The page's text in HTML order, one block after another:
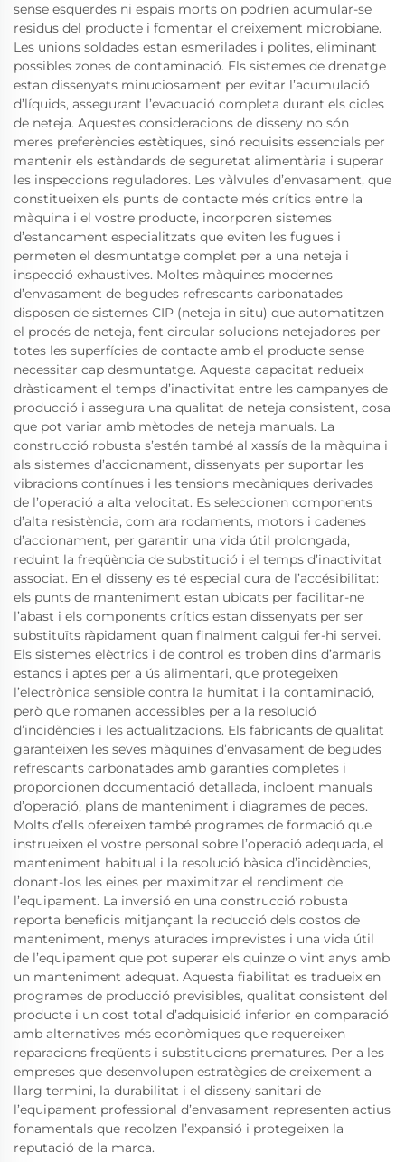
sense esquerdes ni espais morts on podrien acumular-se
residus del producte i fomentar el creixement microbiane.
Les unions soldades estan esmerilades i polites, eliminant
possibles zones de contaminació. Els sistemes de drenatge
estan dissenyats minuciosament per evitar l’acumulació
d’líquids, assegurant l’evacuació completa durant els cicles
de neteja. Aquestes consideracions de disseny no són
meres preferències estètiques, sinó requisits essencials per
mantenir els estàndards de seguretat alimentària i superar
les inspeccions reguladores. Les vàlvules d’envasament, que
constitueixen els punts de contacte més crítics entre la
màquina i el vostre producte, incorporen sistemes
d’estancament especialitzats que eviten les fugues i
permeten el desmuntatge complet per a una neteja i
inspecció exhaustives. Moltes màquines modernes
d’envasament de begudes refrescants carbonatades
disposen de sistemes CIP (neteja in situ) que automatitzen
el procés de neteja, fent circular solucions netejadores per
totes les superfícies de contacte amb el producte sense
necessitar cap desmuntatge. Aquesta capacitat redueix
dràsticament el temps d’inactivitat entre les campanyes de
producció i assegura una qualitat de neteja consistent, cosa
que pot variar amb mètodes de neteja manuals. La
construcció robusta s’estén també al xassís de la màquina i
als sistemes d’accionament, dissenyats per suportar les
vibracions contínues i les tensions mecàniques derivades
de l’operació a alta velocitat. Es seleccionen components
d’alta resistència, com ara rodaments, motors i cadenes
d’accionament, per garantir una vida útil prolongada,
reduint la freqüència de substitució i el temps d’inactivitat
associat. En el disseny es té especial cura de l’accésibilitat:
els punts de manteniment estan ubicats per facilitar-ne
l’abast i els components crítics estan dissenyats per ser
substituïts ràpidament quan finalment calgui fer-hi servei.
Els sistemes elèctrics i de control es troben dins d’armaris
estancs i aptes per a ús alimentari, que protegeixen
l’electrònica sensible contra la humitat i la contaminació,
però que romanen accessibles per a la resolució
d’incidències i les actualitzacions. Els fabricants de qualitat
garanteixen les seves màquines d’envasament de begudes
refrescants carbonatades amb garanties completes i
proporcionen documentació detallada, incloent manuals
d’operació, plans de manteniment i diagrames de peces.
Molts d’ells ofereixen també programes de formació que
instrueixen el vostre personal sobre l’operació adequada, el
manteniment habitual i la resolució bàsica d’incidències,
donant-los les eines per maximitzar el rendiment de
l’equipament. La inversió en una construcció robusta
reporta beneficis mitjançant la reducció dels costos de
manteniment, menys aturades imprevistes i una vida útil
de l’equipament que pot superar els quinze o vint anys amb
un manteniment adequat. Aquesta fiabilitat es tradueix en
programes de producció previsibles, qualitat consistent del
producte i un cost total d’adquisició inferior en comparació
amb alternatives més econòmiques que requereixen
reparacions freqüents i substitucions prematures. Per a les
empreses que desenvolupen estratègies de creixement a
llarg termini, la durabilitat i el disseny sanitari de
l’equipament professional d’envasament representen actius
fonamentals que recolzen l’expansió i protegeixen la
reputació de la marca.